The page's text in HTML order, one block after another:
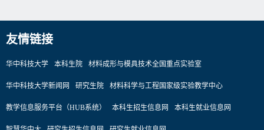
友情链接
华中科技大学 本科生院 材料成形与模具技术全国重点实验室
华中科技大学新闻网 研究生院 材料科学与工程国家级实验教学中心
教学信息服务平台（HUB系统） 本科生招生信息网 本科生就业信息网